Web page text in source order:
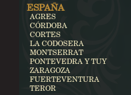
ESPAÑA
AGRES
CÓRDOBA
CORTES
LA CODOSERA
MONTSERRAT
PONTEVEDRA Y TUY
ZARAGOZA
FUERTEVENTURA
TEROR